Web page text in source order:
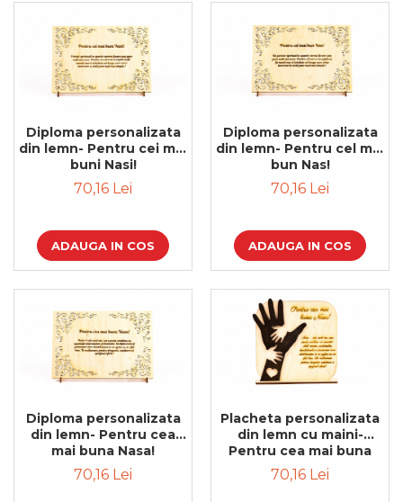
Diploma personalizata
din lemn- Pentru cei mai
buni Nasi!
70,16 Lei
ADAUGA IN COS
Diploma personalizata
din lemn- Pentru cel mai
bun Nas!
70,16 Lei
ADAUGA IN COS
Diploma personalizata
din lemn- Pentru cea
mai buna Nasa!
70,16 Lei
Placheta personalizata
din lemn cu maini-
Pentru cea mai buna
Nasa!
70,16 Lei